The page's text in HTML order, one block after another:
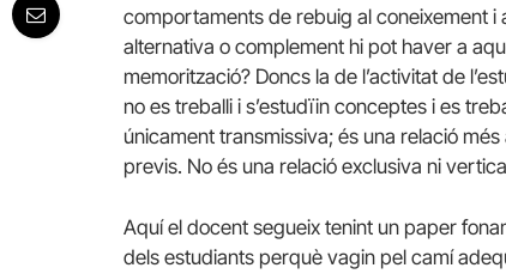
comportaments de rebuig al coneixement i
alternativa o complement hi pot haver a
memorització? Doncs la de l’activitat de
no es treballi i s’estudïin conceptes i es
únicament transmissiva; és una relació
previs. No és una relació exclusiva ni
Aquí el docent segueix tenint un paper
dels estudiants perquè vagin pel camí